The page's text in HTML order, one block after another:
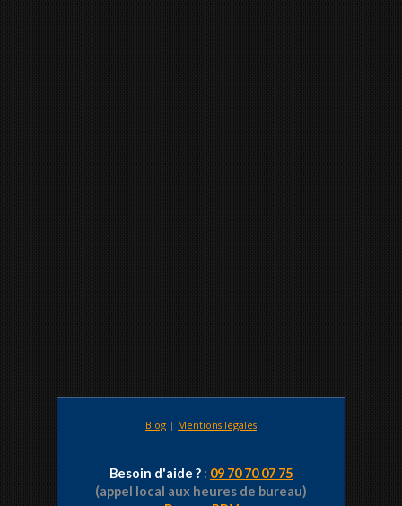
Blog | Mentions légales
Besoin d'aide ? : 09 70 70 07 75
(appel local aux heures de bureau)